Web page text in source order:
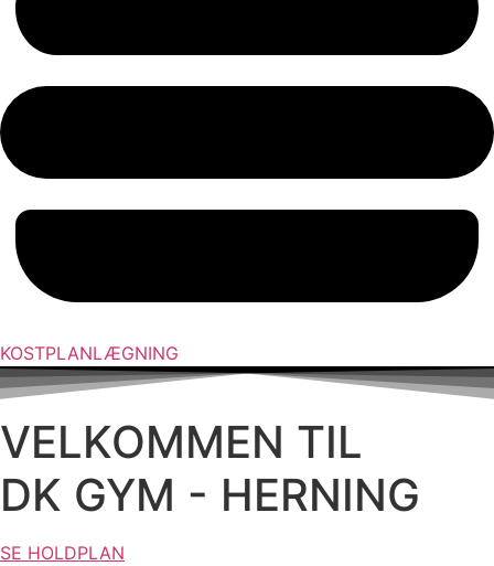
KOSTPLANLÆGNING
VELKOMMEN TIL
DK GYM - HERNING
SE HOLDPLAN